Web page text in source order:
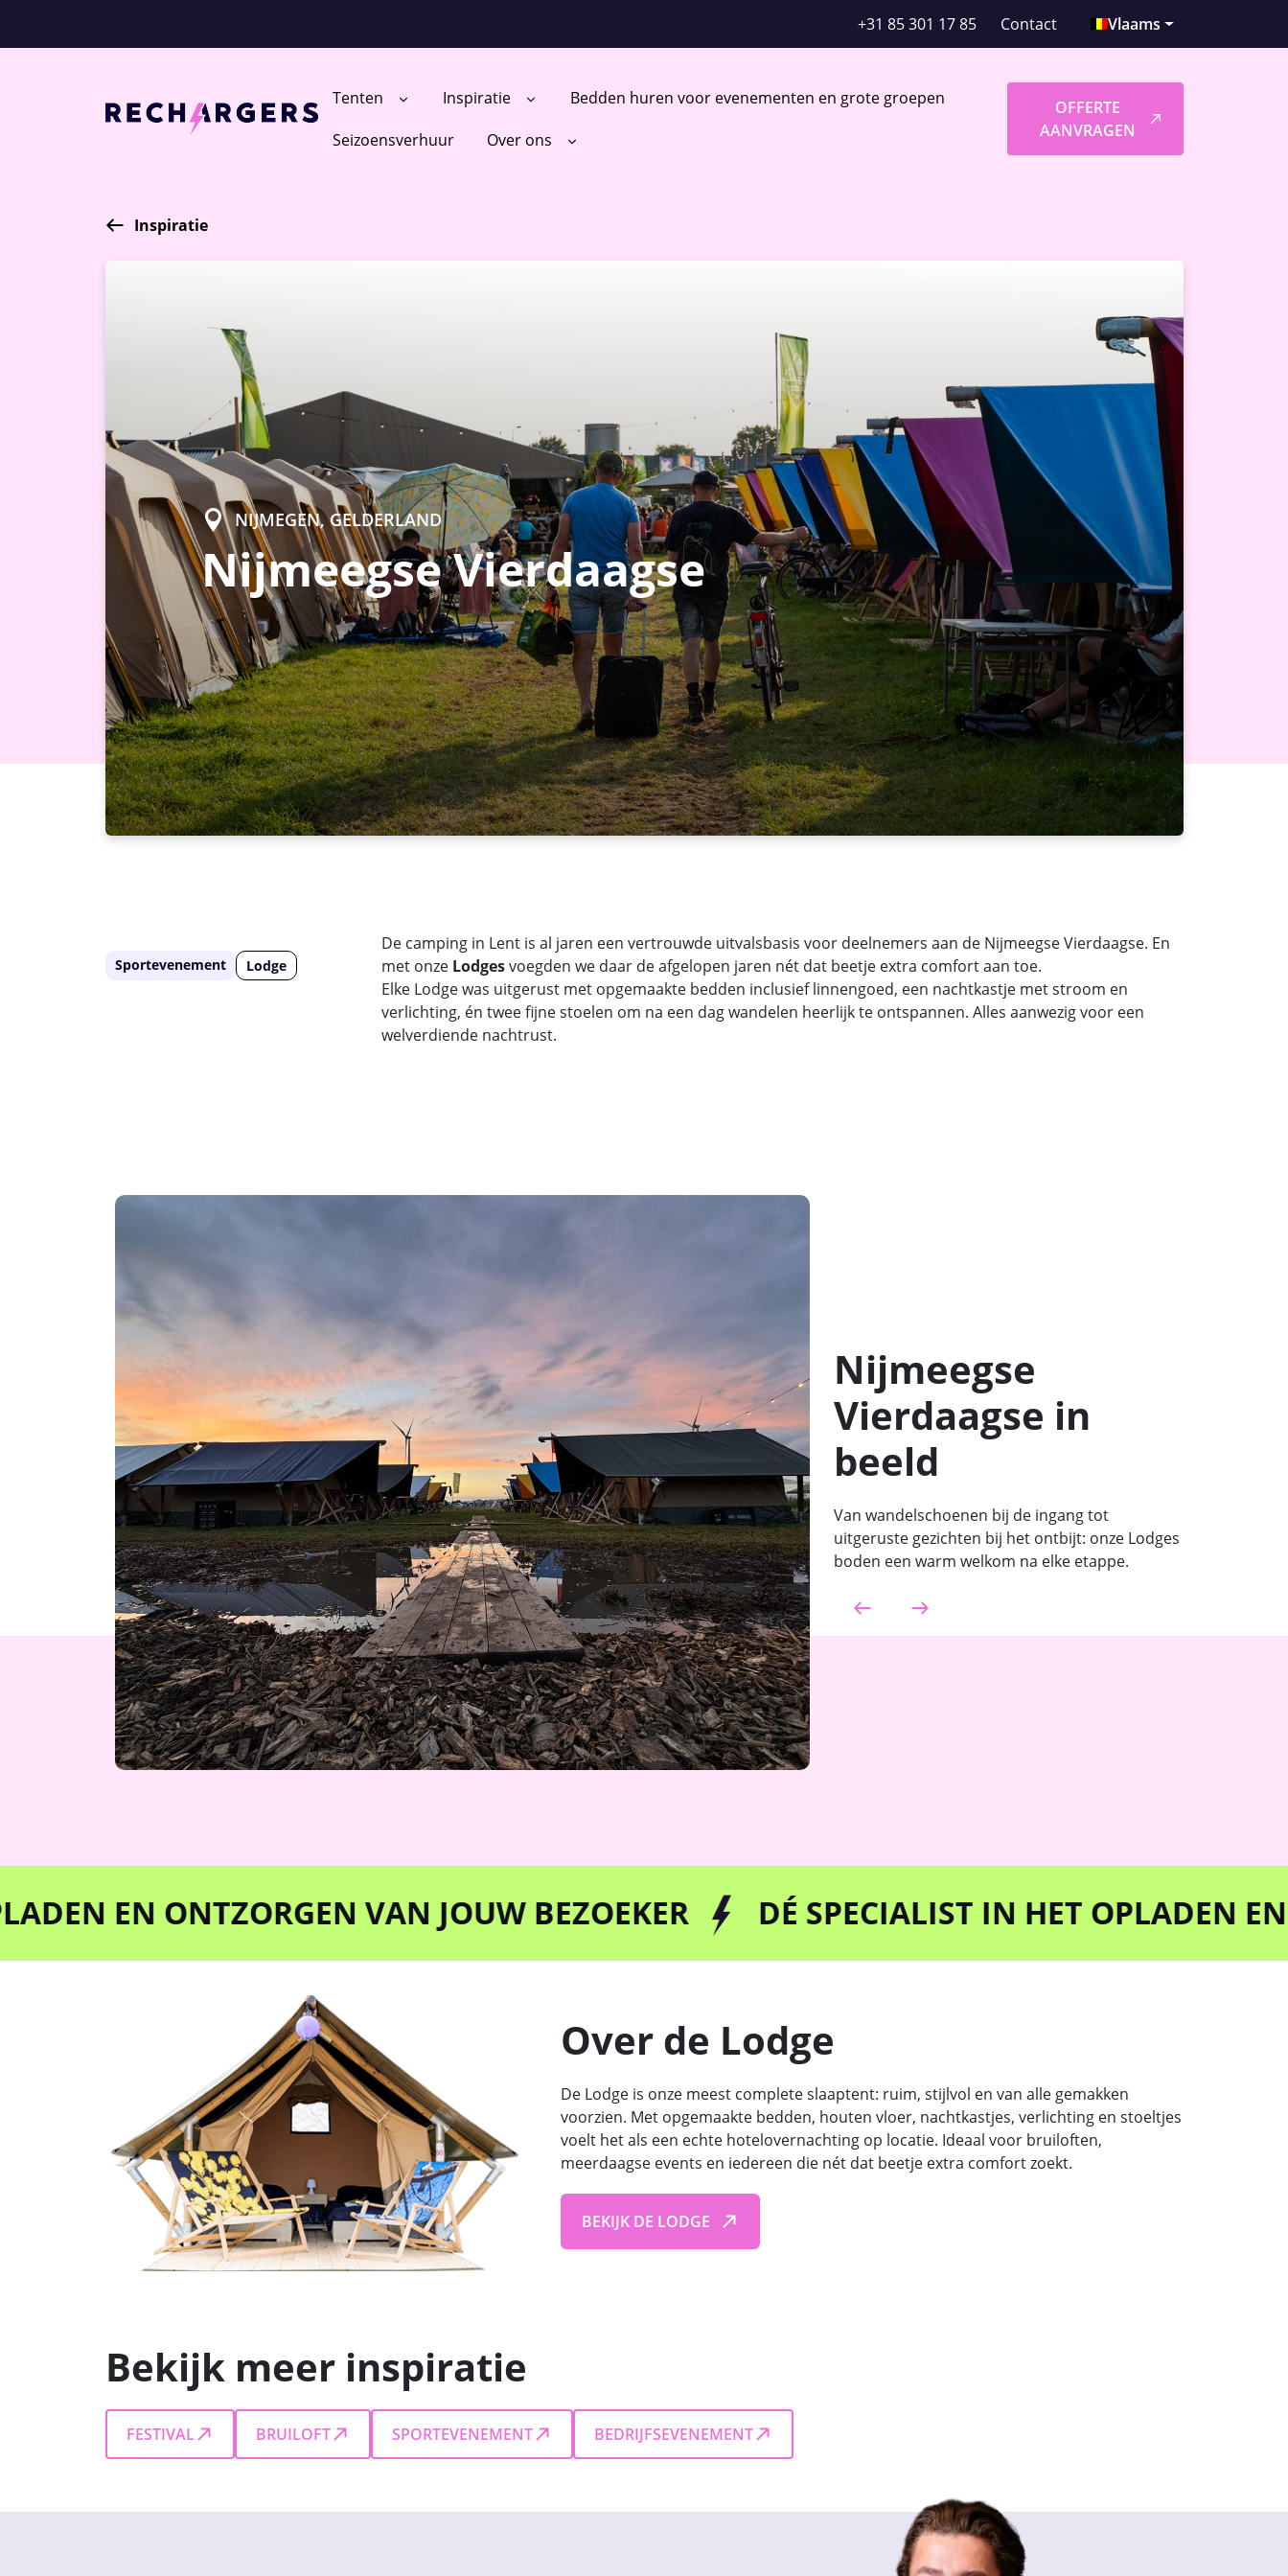
+31 85 301 17 85 Contact Vlaams
Tenten Inspiratie
Bedden huren voor evenementen en grote groepen
Seizoensverhuur
Over ons
OFFERTE
AANVRAGEN
Inspiratie
NIJMEGEN, GELDERLAND
Nijmeegse Vierdaagse
Sportevenement Lodge
De camping in Lent is al jaren een vertrouwde uitvalsbasis voor deelnemers aan de Nijmeegse Vierdaagse. En
met onze Lodgesvoegden we daar de afgelopen jaren nét dat beetje extra comfort aan toe.
Elke Lodge was uitgerust met opgemaakte bedden inclusief linnengoed, een nachtkastje met stroom en
verlichting, én twee fijne stoelen om na een dag wandelen heerlijk te ontspannen. Alles aanwezig voor een
welverdiende nachtrust.
Nijmeegse
Vierdaagse in
beeld
Van wandelschoenen bij de ingang tot
uitgeruste gezichten bij het ontbijt: onze Lodges
boden een warm welkom na elke etappe.
ONTZORGEN VAN JOUW BEZOEKER DÉ SPECIALIST IN HET OPLADEN EN
Over de Lodge
De Lodge is onze meest complete slaaptent: ruim, stijlvol en van alle gemakken
voorzien. Met opgemaakte bedden, houten vloer, nachtkastjes, verlichting en stoeltjes
voelt het als een echte hotelovernachting op locatie. Ideaal voor bruiloften,
meerdaagse events en iedereen die nét dat beetje extra comfort zoekt.
BEKIJK DE LODGE
Bekijk meer inspiratie
FESTIVAL BRUILOFT SPORTEVENEMENT BEDRIJFSEVENEMENT